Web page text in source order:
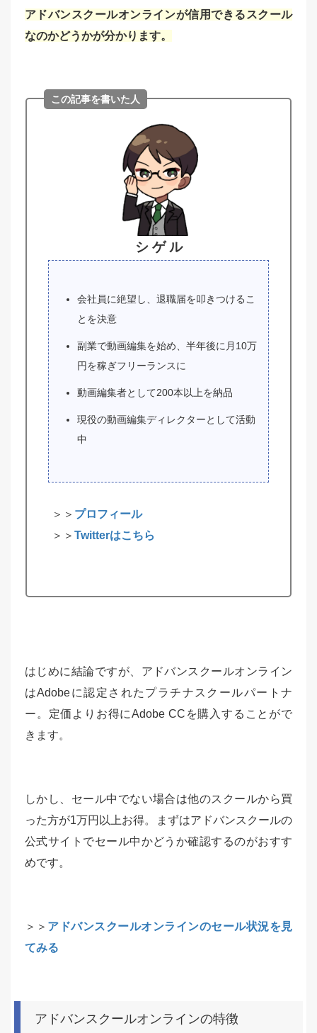
アドバンスクールオンラインが信用できるスクール
なのかどうかが分かります。
この記事を書いた人
シ ゲ ル
会社員に絶望し、退職届を叩きつけるこ
とを決意
副業で動画編集を始め、半年後に月10万
円を稼ぎフリーランスに
動画編集者として200本以上を納品
現役の動画編集ディレクターとして活動
中
＞＞ プロフィール
＞＞ Twitterはこちら
はじめに結論ですが、アドバンスクールオンライン
はAdobeに認定されたプラチナスクールパートナ
ー。定価よりお得にAdobe CCを購入することがで
きます。
しかし、セール中でない場合は他のスクールから買
った方が1万円以上お得。まずはアドバンスクールの
公式サイトでセール中かどうか確認するのがおすす
めです。
＞＞ アドバンスクールオンラインのセール状況を見
てみる
アドバンスクールオンラインの特徴